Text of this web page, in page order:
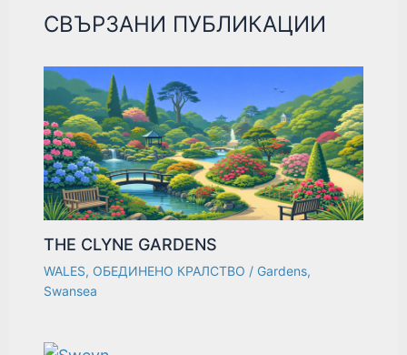
СВЪРЗАНИ ПУБЛИКАЦИИ
THE CLYNE GARDENS
WALES, ОБЕДИНЕНО КРАЛСТВО / Gardens,
Swansea